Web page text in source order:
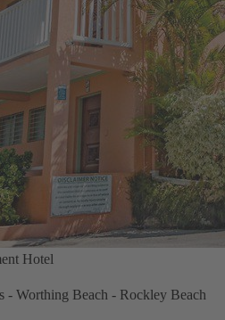
Hotel
- Worthing Beach - Rockley Beach